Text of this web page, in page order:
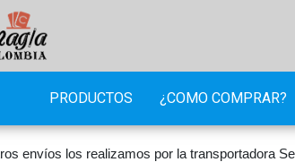
PRODUCTOS ¿COMO COMPRAR?
envíos los realizamos por la transportadora